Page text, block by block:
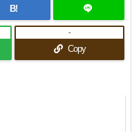
B!
Copy
-